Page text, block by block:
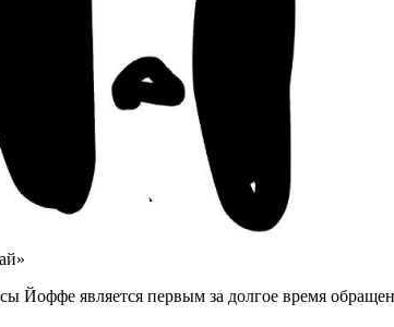
Йоффе является первым за долгое время